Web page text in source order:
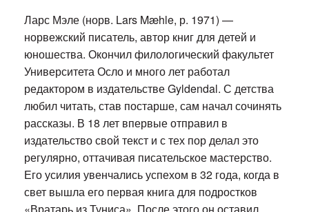
Ларс Мэле (норв. Lars Mæhle, р. 1971) —
норвежский писатель, автор книг для детей и
юношества. Окончил филологический факультет
Университета Осло и много лет работал
редактором в издательстве Gyldendal. С детства
любил читать, став постарше, сам начал сочинять
рассказы. В 18 лет впервые отправил в
издательство свой текст и с тех пор делал это
регулярно, оттачивая писательское мастерство.
Его усилия увенчались успехом в 32 года, когда в
свет вышла его первая книга для подростков